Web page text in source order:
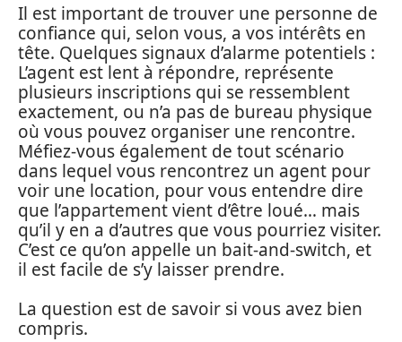
Il est important de trouver une personne de
confiance qui, selon vous, a vos intérêts en
tête. Quelques signaux d’alarme potentiels :
L’agent est lent à répondre, représente
plusieurs inscriptions qui se ressemblent
exactement, ou n’a pas de bureau physique
où vous pouvez organiser une rencontre.
Méfiez-vous également de tout scénario
dans lequel vous rencontrez un agent pour
voir une location, pour vous entendre dire
que l’appartement vient d’être loué… mais
qu’il y en a d’autres que vous pourriez visiter.
C’est ce qu’on appelle un bait-and-switch, et
il est facile de s’y laisser prendre.
La question est de savoir si vous avez bien
compris.